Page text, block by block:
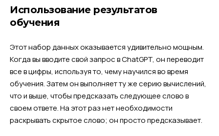
Использование результатов
обучения
Этот набор данных оказывается удивительно мощным.
Когда вы вводите свой запрос в ChatGPT, он переводит
все в цифры, используя то, чему научился во время
обучения. Затем он выполняет ту же серию вычислений,
что и выше, чтобы предсказать следующее слово в
своем ответе. На этот раз нет необходимости
раскрывать скрытое слово; он просто предсказывает.